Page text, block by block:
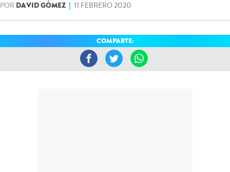
POR DAVID GÓMEZ | 11 FEBRERO 2020
COMPARTE: